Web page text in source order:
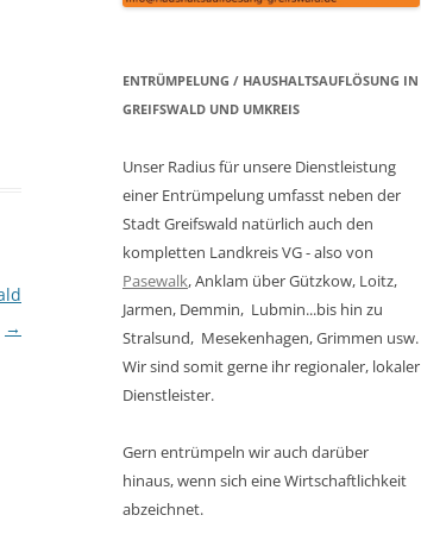
→
ENTRÜMPELUNG / HAUSHALTSAUFLÖSUNG IN
GREIFSWALD UND UMKREIS
Unser Radius für unsere Dienstleistung
einer Entrümpelung umfasst neben der
Stadt Greifswald natürlich auch den
kompletten Landkreis VG - also von
Pasewalk, Anklam über Gützkow, Loitz,
Jarmen, Demmin, Lubmin...bis hin zu
Stralsund, Mesekenhagen, Grimmen usw.
Wir sind somit gerne ihr regionaler, lokaler
Dienstleister.
Gern entrümpeln wir auch darüber
hinaus, wenn sich eine Wirtschaftlichkeit
abzeichnet.